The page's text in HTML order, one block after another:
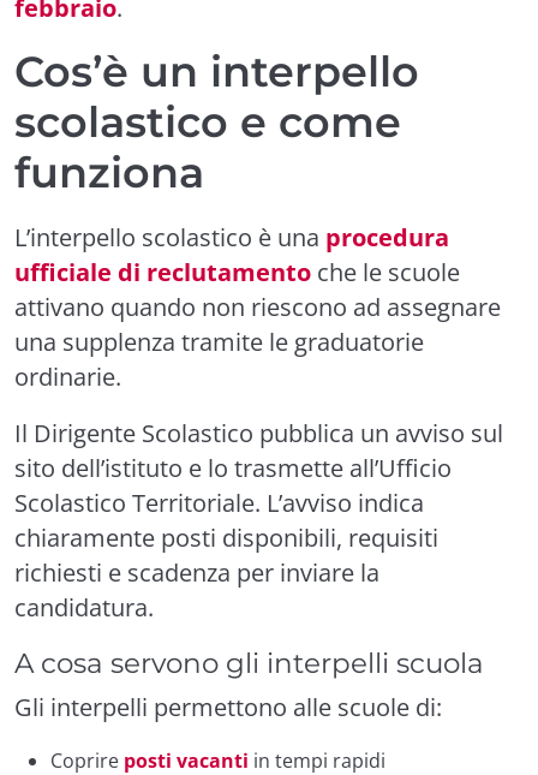
febbraio.
Cos’è un interpello
scolastico e come
funziona
L’interpello scolastico è una procedura
ufficiale di reclutamento che le scuole
attivano quando non riescono ad assegnare
una supplenza tramite le graduatorie
ordinarie.
Il Dirigente Scolastico pubblica un avviso sul
sito dell’istituto e lo trasmette all’Ufficio
Scolastico Territoriale. L’avviso indica
chiaramente posti disponibili, requisiti
richiesti e scadenza per inviare la
candidatura.
A cosa servono gli interpelli scuola
Gli interpelli permettono alle scuole di:
Coprire posti vacanti in tempi rapidi